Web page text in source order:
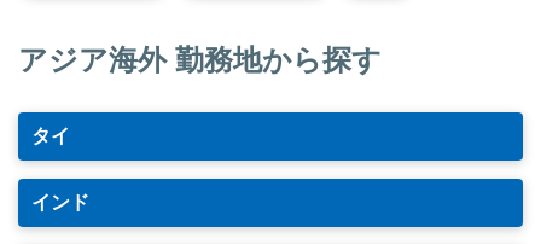
アジア海外 勤務地から探す
タイ
インド